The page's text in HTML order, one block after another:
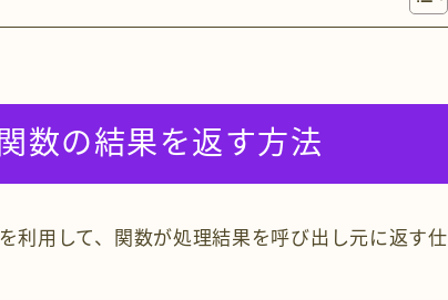
数の結果を返す方法
利用して、関数が処理結果を呼び出し元に返す仕